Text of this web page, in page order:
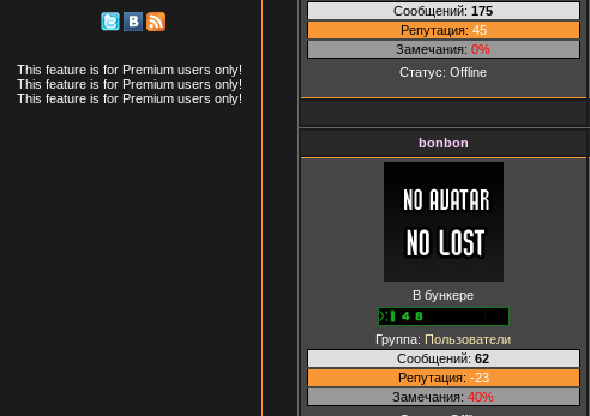
This feature is for Premium users only!
This feature is for Premium users only!
This feature is for Premium users only!
Сообщений: 175
Репутация: 45
Замечания: 0%
Статус: Offline
bonbon
В бункере
Группа: Пользователи
Сообщений: 62
Репутация: -23
Замечания: 40%